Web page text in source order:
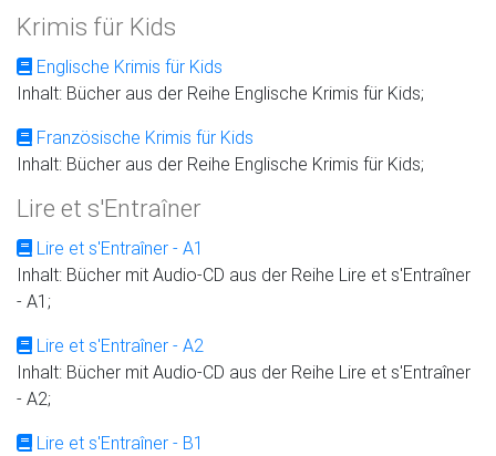
Krimis für Kids
Englische Krimis für Kids
Inhalt: Bücher aus der Reihe Englische Krimis für Kids;
Französische Krimis für Kids
Inhalt: Bücher aus der Reihe Englische Krimis für Kids;
Lire et s'Entraîner
Lire et s'Entraîner - A1
Inhalt: Bücher mit Audio-CD aus der Reihe Lire et s'Entraîner
- A1;
Lire et s'Entraîner - A2
Inhalt: Bücher mit Audio-CD aus der Reihe Lire et s'Entraîner
- A2;
Lire et s'Entraîner - B1